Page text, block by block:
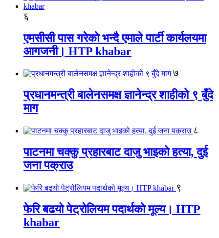
६
एमसीसी पास गरेको भन्दै एमाले पार्टी कार्यलयमा
आगजनी। HTP khabar
७
प्रधानमन्त्री बालेनसमक्ष ज्ञानेन्द्र शाहीको ९ बुँदे
माग
८
पाटनमा चक्कु प्रहारबाट दाजु भाइको हत्या, दुई
जना पक्राउ
९
फेरि बढयो पेट्रोलियम पदार्थको मूल्य। HTP
khabar